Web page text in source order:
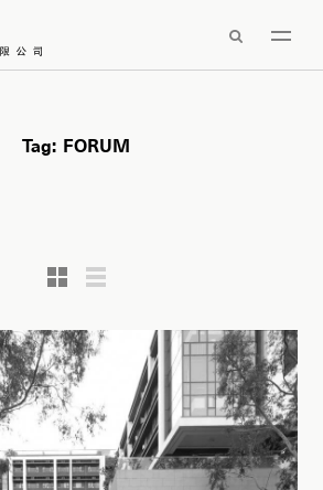

Tag: FORUM